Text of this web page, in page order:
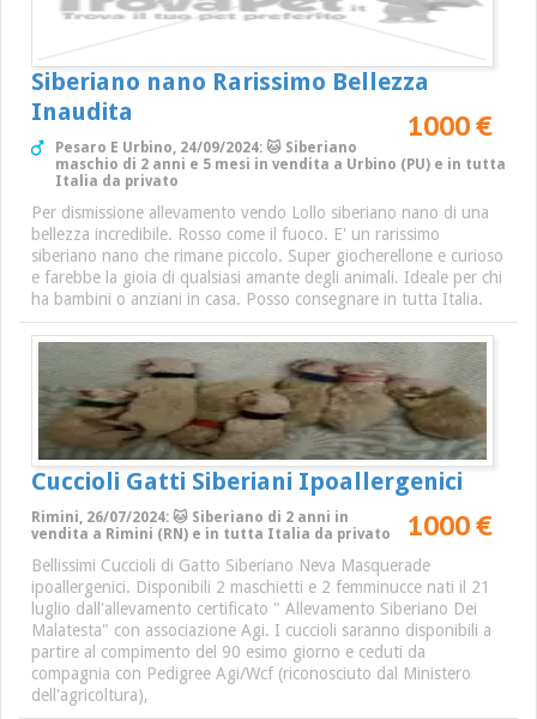
Siberiano nano Rarissimo Bellezza
Inaudita
1000 €
Pesaro E Urbino, 24/09/2024: 🐱 Siberiano
maschio di 2 anni e 5 mesi in vendita a Urbino (PU) e in tutta
Italia da privato
Per dismissione allevamento vendo Lollo siberiano nano di una
bellezza incredibile. Rosso come il fuoco. E' un rarissimo
siberiano nano che rimane piccolo. Super giocherellone e curioso
e farebbe la gioia di qualsiasi amante degli animali. Ideale per chi
ha bambini o anziani in casa. Posso consegnare in tutta Italia.
Cuccioli Gatti Siberiani Ipoallergenici
1000 €
Rimini, 26/07/2024: 🐱 Siberiano di 2 anni in
vendita a Rimini (RN) e in tutta Italia da privato
Bellissimi Cuccioli di Gatto Siberiano Neva Masquerade
ipoallergenici. Disponibili 2 maschietti e 2 femminucce nati il 21
luglio dall'allevamento certificato " Allevamento Siberiano Dei
Malatesta" con associazione Agi. I cuccioli saranno disponibili a
partire al compimento del 90 esimo giorno e ceduti da
compagnia con Pedigree Agi/Wcf (riconosciuto dal Ministero
dell'agricoltura),